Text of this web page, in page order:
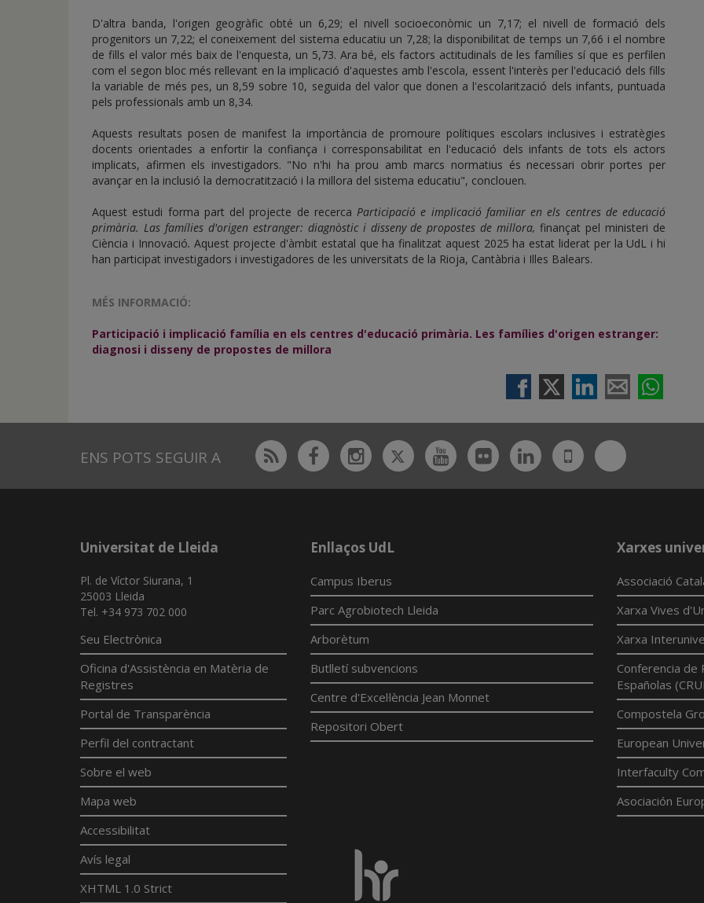
D'altra banda, l'origen geogràfic obté un 6,29; el nivell socioeconòmic un 7,17; el nivell de formació dels
progenitors un 7,22; el coneixement del sistema educatiu un 7,28; la disponibilitat de temps un 7,66 i el nombre
de fills el valor més baix de l'enquesta, un 5,73. Ara bé, els factors actitudinals de les famílies sí que es perfilen
com el segon bloc més rellevant en la implicació d'aquestes amb l'escola, essent l'interès per l'educació dels fills
la variable de més pes, un 8,59 sobre 10, seguida del valor que donen a l'escolarització dels infants, puntuada
pels professionals amb un 8,34.
Aquests resultats posen de manifest la importància de promoure polítiques escolars inclusives i estratègies
docents orientades a enfortir la confiança i corresponsabilitat en l'educació dels infants de tots els actors
implicats, afirmen els investigadors. "No n'hi ha prou amb marcs normatius és necessari obrir portes per
avançar en la inclusió la democratització i la millora del sistema educatiu", conclouen.
Aquest estudi forma part del projecte de recerca Participació e implicació familiar en els centres de educació
primària. Las famílies d'origen estranger: diagnòstic i disseny de propostes de millora,finançat pel ministeri de
Ciència i Innovació.Aquest projecte d'àmbit estatal que ha finalitzat aquest 2025 ha estat liderat per la UdL i hi
han participat investigadors i investigadores de les universitats de la Rioja, Cantàbria i Illes Balears.
MÉS INFORMACIÓ:
Participació i implicació família en els centres d'educació primària. Les famílies d'origen estranger:
diagnosi i disseny de propostes de millora
ENS POTS SEGUIR A Rss FacebookInstagram
TwitterYoutubeFlickrLinkedin
UdL
App
Bluesky
Universitat de Lleida
Pl. de Víctor Siurana, 1
25003 Lleida
Tel. +34 973 702 000
Seu Electrònica
Oficina d'Assistència en Matèria de
Registres
Portal de Transparència
Perfil del contractant
Sobre el web
Mapa web
Accessibilitat
Avís legal
XHTML 1.0 Strict
Enllaços UdL
Campus Iberus
Parc Agrobiotech Lleida
Arborètum
Butlletí subvencions
Centre d'Excel·lència Jean Monnet
Repositori Obert
Xarxes
Associació
Xarxa Vives
Xarxa
Conferencia de
Españolas
Compostela
European
Interfaculty
Asociación